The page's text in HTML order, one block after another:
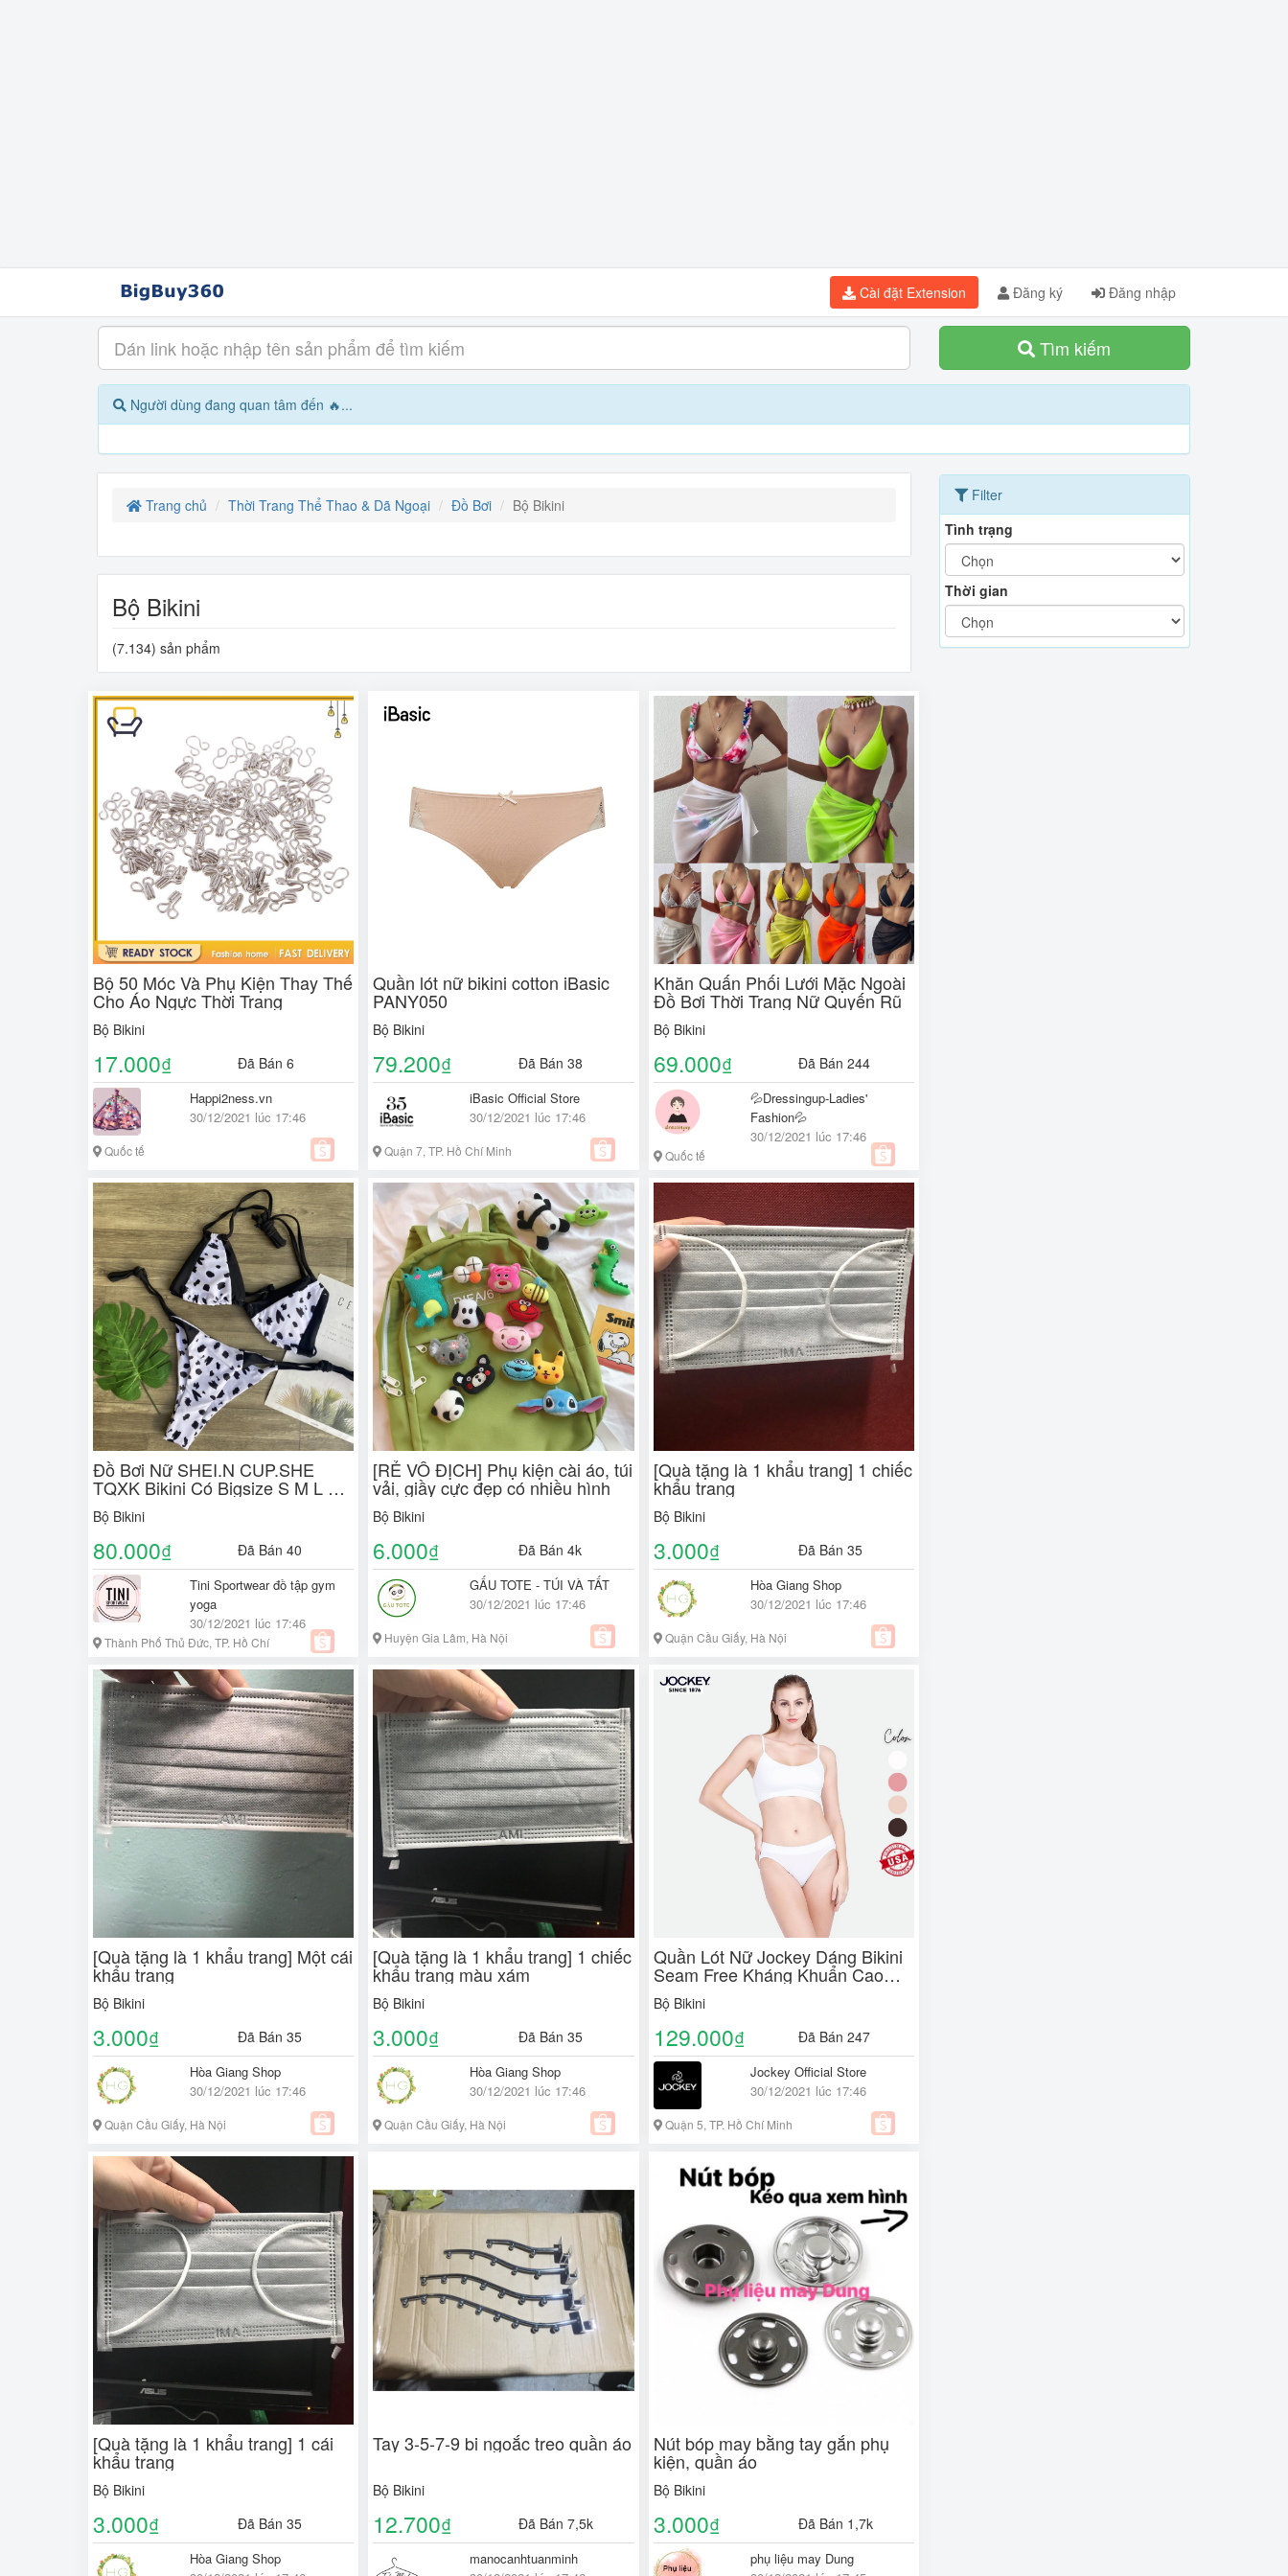
Cài đặt Extension Đăng ký Đăng nhập
Tìm kiếm
Người dùng đang quan tâm đến 🔥...
Trang chủ Thời Trang Thể Thao & Dã Ngoại Đồ Bơi Bộ Bikini
Bộ Bikini
(7.134) sản phẩm
Bộ 50 Móc Và Phụ Kiện Thay Thế
Cho Áo Ngực Thời Trang
Bộ Bikini
17.000₫ Đã Bán 6
Happi2ness.vn
30/12/2021 lúc 17:46
Quốc tế
Quần lót nữ bikini cotton iBasic
PANY050
Bộ Bikini
79.200₫ Đã Bán 38
iBasic Official Store
30/12/2021 lúc 17:46
Quận 7, TP. Hồ Chí Minh
Khăn Quấn Phối Lưới Mặc Ngoài
Đồ Bơi Thời Trang Nữ Quyến Rũ
Bộ Bikini
69.000₫ Đã Bán 244
💦Dressingup-Ladies'
Fashion💦
30/12/2021 lúc 17:46
Quốc tế
Đồ Bơi Nữ SHEI.N CUP.SHE
TQXK Bikini Có Bigsize S M L XL
XXL 2XL Xả Kho
Bộ Bikini
80.000₫ Đã Bán 40
Tini Sportwear đồ tập gym
yoga
30/12/2021 lúc 17:46
Thành Phố Thủ Đức, TP. Hồ Chí
[RẺ VÔ ĐỊCH] Phụ kiện cài áo, túi
vải, giầy cực đẹp có nhiều hình
Bộ Bikini
6.000₫ Đã Bán 4k
GẤU TOTE - TÚI VÀ TẤT
30/12/2021 lúc 17:46
Huyện Gia Lâm, Hà Nội
[Quà tặng là 1 khẩu trang] 1 chiếc
khẩu trang
Bộ Bikini
3.000₫ Đã Bán 35
Hòa Giang Shop
30/12/2021 lúc 17:46
Quận Cầu Giấy, Hà Nội
[Quà tặng là 1 khẩu trang] Một cái
khẩu trang
Bộ Bikini
3.000₫ Đã Bán 35
Hòa Giang Shop
30/12/2021 lúc 17:46
Quận Cầu Giấy, Hà Nội
[Quà tặng là 1 khẩu trang] 1 chiếc
khẩu trang màu xám
Bộ Bikini
3.000₫ Đã Bán 35
Hòa Giang Shop
30/12/2021 lúc 17:46
Quận Cầu Giấy, Hà Nội
Quần Lót Nữ Jockey Dáng Bikini
Seam Free Kháng Khuẩn Cao
Cấp - JMLB9439
Bộ Bikini
129.000₫ Đã Bán 247
Jockey Official Store
30/12/2021 lúc 17:46
Quận 5, TP. Hồ Chí Minh
[Quà tặng là 1 khẩu trang] 1 cái
khẩu trang
Bộ Bikini
3.000₫ Đã Bán 35
Hòa Giang Shop
Tay 3-5-7-9 bi ngoắc treo quần áo
Bộ Bikini
12.700₫ Đã Bán 7,5k
manocanhtuanminh
Nút bóp may bằng tay gắn phụ
kiện, quần áo
Bộ Bikini
3.000₫ Đã Bán 1,7k
phụ liệu may Dung
Filter
Tình trạng
Thời gian